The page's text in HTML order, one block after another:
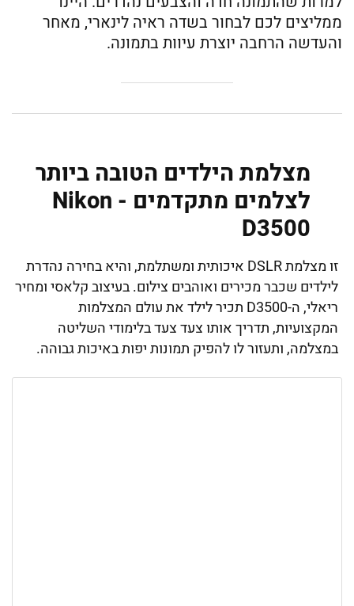
ממליצים לכם לבחור בשדה ראיה לינארי, מאחר
והעדשה הרחבה יוצרת עיוות בתמונה.
מצלמת הילדים הטובה ביותר
לצלמים מתקדמים - Nikon
D3500
זו מצלמת DSLR איכותית ומשתלמת, והיא בחירה נהדרת
לילדים שכבר מכירים ואוהבים צילום. בעיצוב קלאסי ומחיר
ריאלי, ה-D3500 תכיר לילד את עולם המצלמות
המקצועיות, תדריך אותו צעד צעד בלימודי השליטה
במצלמה, ותעזור לו להפיק תמונות יפות באיכות גבוהה.